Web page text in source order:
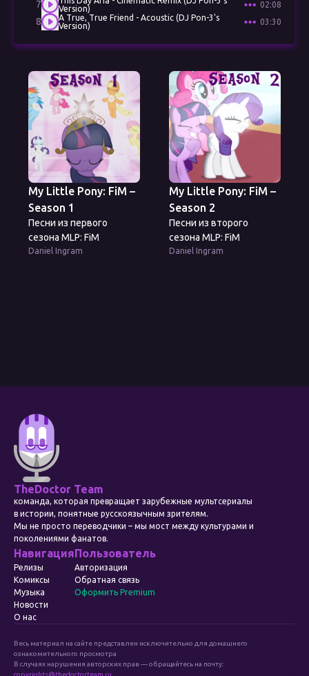
7
Version)
02:08
8
A True, True Friend - Acoustic (DJ Pon-3's
Version)
03:30
My Little Pony: FiM –
Season 1
Песни из первого
сезона MLP: FiM
Daniel Ingram
My Little Pony: FiM –
Season 2
Песни из второго
сезона MLP: FiM
Daniel Ingram
TheDoctor Team
команда, которая превращает зарубежные мультсериалы
в истории, понятные русскоязычным зрителям.
Мы не просто переводчики – мы мост между культурами и
поколениями фанатов.
Навигация
Релизы
Комиксы
Музыка
Новости
О нас
Пользователь
Авторизация
Обратная связь
Оформить Premium
Весь материал на сайте представлен исключительно для домашнего
ознакомительного просмотра
В случаях нарушения авторских прав — обращайтесь на почту:
copyrights@thedoctorteam.ru